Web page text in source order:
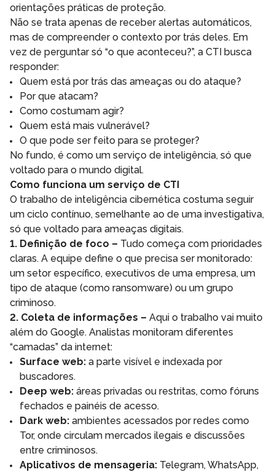
orientações práticas de proteção.
Não se trata apenas de receber alertas automáticos,
mas de compreender o contexto por trás deles. Em
vez de perguntar só “o que aconteceu?”, a CTI busca
responder:
Quem está por trás das ameaças ou do ataque?
Por que atacam?
Como costumam agir?
Quem está mais vulnerável?
O que pode ser feito para se proteger?
No fundo, é como um serviço de inteligência, só que
voltado para o mundo digital.
Como funciona um serviço de CTI
O trabalho de inteligência cibernética costuma seguir
um ciclo contínuo, semelhante ao de uma investigativa,
só que voltado para ameaças digitais.
1. Definição de foco – Tudo começa com prioridades
claras. A equipe define o que precisa ser monitorado:
um setor específico, executivos de uma empresa, um
tipo de ataque (como ransomware) ou um grupo
criminoso.
2. Coleta de informações – Aqui o trabalho vai muito
além do Google. Analistas monitoram diferentes
“camadas” da internet:
Surface web: a parte visível e indexada por
buscadores.
Deep web: áreas privadas ou restritas, como fóruns
fechados e painéis de acesso.
Dark web: ambientes acessados por redes como
Tor, onde circulam mercados ilegais e discussões
entre criminosos.
Aplicativos de mensageria: Telegram, WhatsApp,